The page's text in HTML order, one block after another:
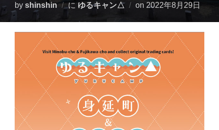
by shinshin に ゆるキャン△ on 投
日:
2022年8月29日